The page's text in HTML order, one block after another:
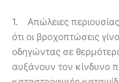
1. Απώλειες
ότι οι βροχοπτώσεις
οδηγώντας σε
αυξάνουν τον κίνδυνο